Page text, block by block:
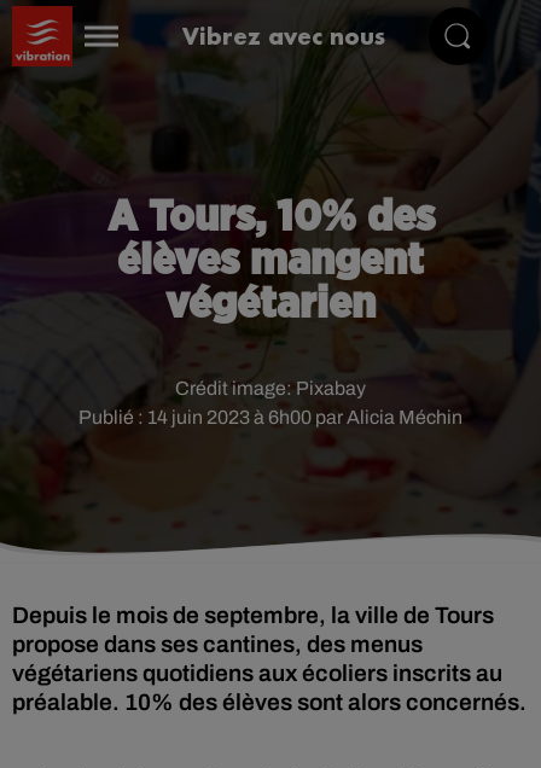
Vibrez avec nous
A Tours, 10% des
élèves mangent
végétarien
Publié : 14 juin 2023 à 6h00 par Alicia Méchin
Crédit image: Pixabay
Depuis le mois de septembre, la ville de Tours
propose dans ses cantines, des menus
végétariens quotidiens aux écoliers inscrits au
préalable. 10% des élèves sont alors concernés.